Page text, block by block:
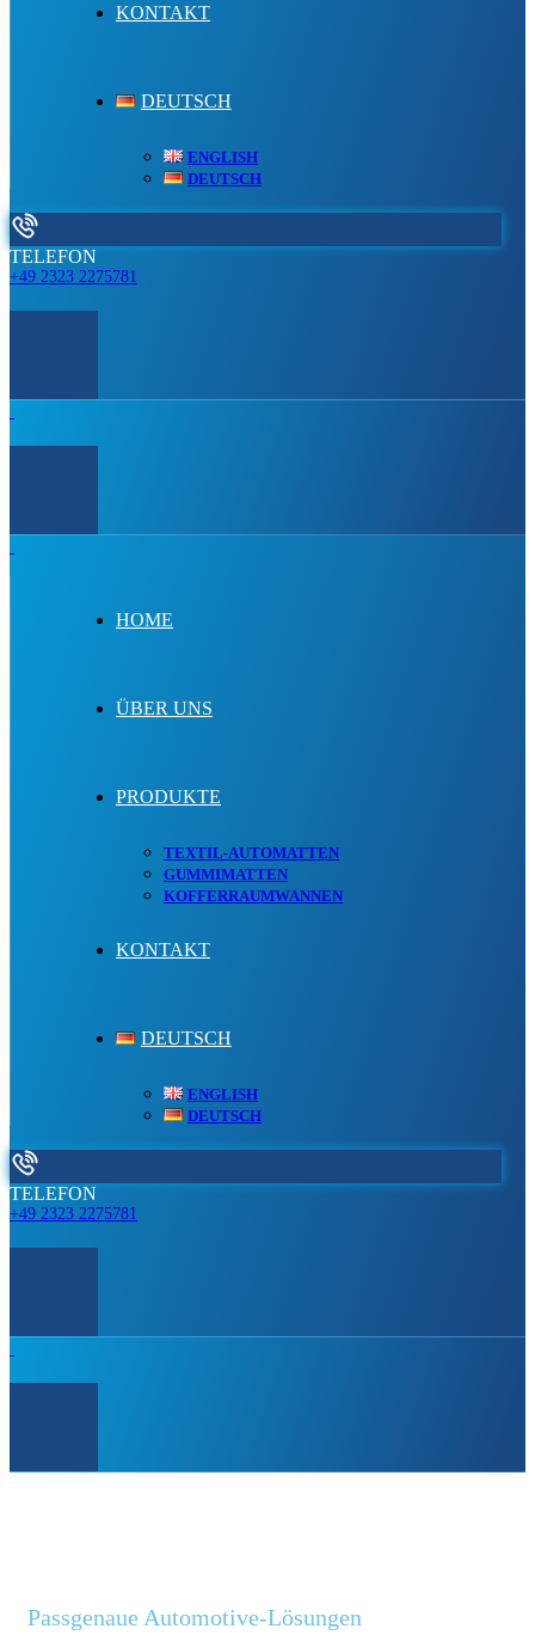
KONTAKT
DEUTSCH
ENGLISH
DEUTSCH
TELEFON
+49 2323 2275781
HOME
ÜBER UNS
PRODUKTE
TEXTIL-AUTOMATTEN
GUMMIMATTEN
KOFFERRAUMWANNEN
KONTAKT
DEUTSCH
ENGLISH
DEUTSCH
TELEFON
+49 2323 2275781
Passgenaue Automotive-Lösungen